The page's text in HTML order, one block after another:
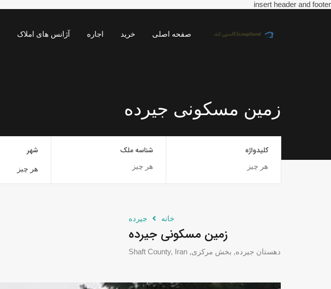
insert header and footer
صفحه اصلی خرید اجاره آژانس های املاک
زمین مسکونی جیرده
کلیدواژه شناسه ملک شهر
هر چیز
خانه جیرده
زمین مسکونی جیرده
دهستان جیرده, بخش مرکزی, Shaft County, Iran